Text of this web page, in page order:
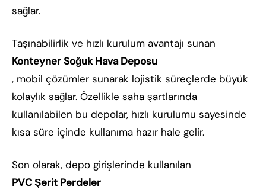
sağlar.
Taşınabilirlik ve hızlı kurulum avantajı sunan
Konteyner Soğuk Hava Deposu
, mobil çözümler sunarak lojistik süreçlerde büyük
kolaylık sağlar. Özellikle saha şartlarında
kullanılabilen bu depolar, hızlı kurulumu sayesinde
kısa süre içinde kullanıma hazır hale gelir.
Son olarak, depo girişlerinde kullanılan
PVC Şerit Perdeler